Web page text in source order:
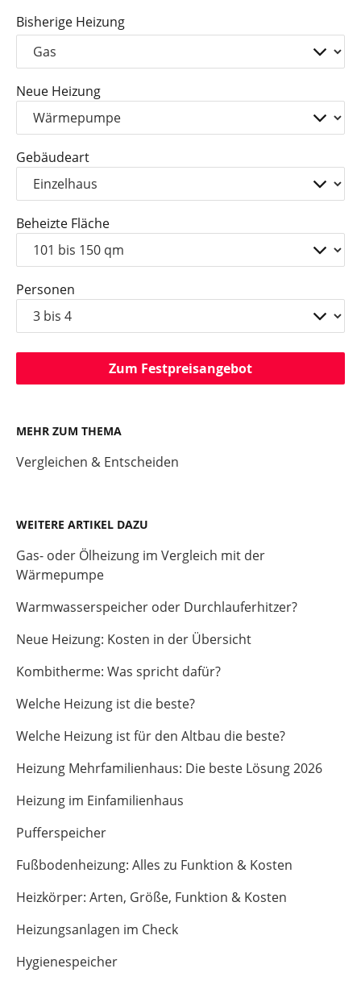
Bisherige Heizung
Neue Heizung
Gebäudeart
Beheizte Fläche
Personen
Zum Festpreisangebot
MEHR ZUM THEMA
Vergleichen & Entscheiden
WEITERE ARTIKEL DAZU
Gas- oder Ölheizung im Vergleich mit der
Wärmepumpe
Warmwasserspeicher oder Durchlauferhitzer?
Neue Heizung: Kosten in der Übersicht
Kombitherme: Was spricht dafür?
Welche Heizung ist die beste?
Welche Heizung ist für den Altbau die beste?
Heizung Mehrfamilienhaus: Die beste Lösung 2026
Heizung im Einfamilienhaus
Pufferspeicher
Fußbodenheizung: Alles zu Funktion & Kosten
Heizkörper: Arten, Größe, Funktion & Kosten
Heizungsanlagen im Check
Hygienespeicher